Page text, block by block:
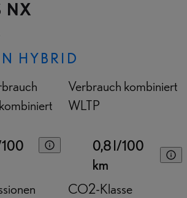
NX
HYBRID
Verbrauch kombiniert
WLTP
0,8 l/100
km
CO2-Klasse